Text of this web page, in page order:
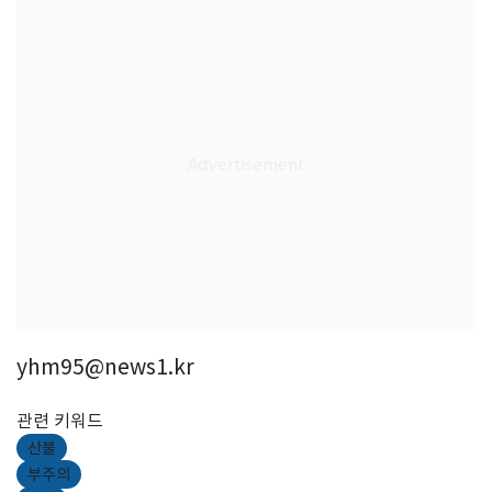
yhm95@news1.kr
관련 키워드
산불
부주의